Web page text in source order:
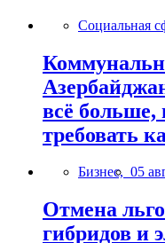
Социальная
всё больше,
требовать
Бизнес, 05
Отмена
гибридов и